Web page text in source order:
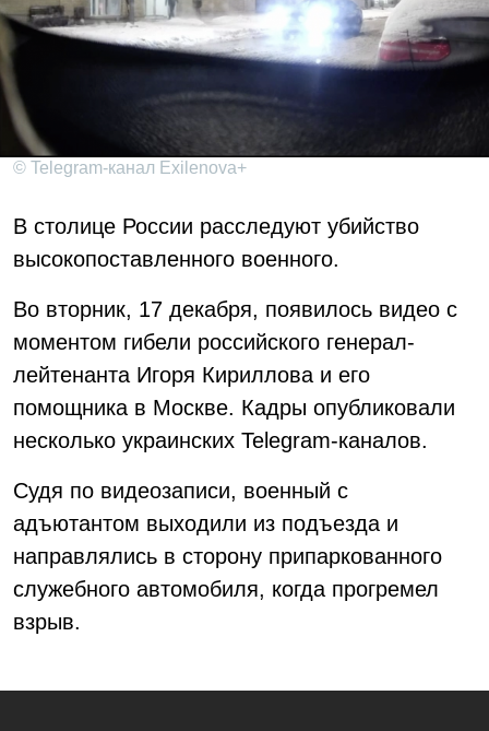
© Telegram-канал Exilenova+
В столице России расследуют убийство
высокопоставленного военного.
Во вторник, 17 декабря, появилось видео с
моментом гибели российского генерал-
лейтенанта Игоря Кириллова и его
помощника в Москве. Кадры опубликовали
несколько украинских Telegram-каналов.
Судя по видеозаписи, военный с
адъютантом выходили из подъезда и
направлялись в сторону припаркованного
служебного автомобиля, когда прогремел
взрыв.